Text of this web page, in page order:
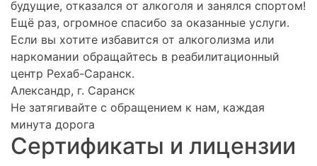
будущие, отказался от алкоголя и занялся спортом!
Ещё раз, огромное спасибо за оказанные услуги.
Если вы хотите избавится от алкоголизма или
наркомании обращайтесь в реабилитационный
центр Рехаб-Саранск.
Александр, г. Саранск
Не затягивайте с обращением к нам, каждая
минута дорога
Сертификаты и лицензии